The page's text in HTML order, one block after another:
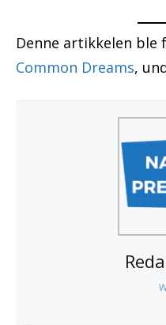
Denne artikkelen
Common Dreams,